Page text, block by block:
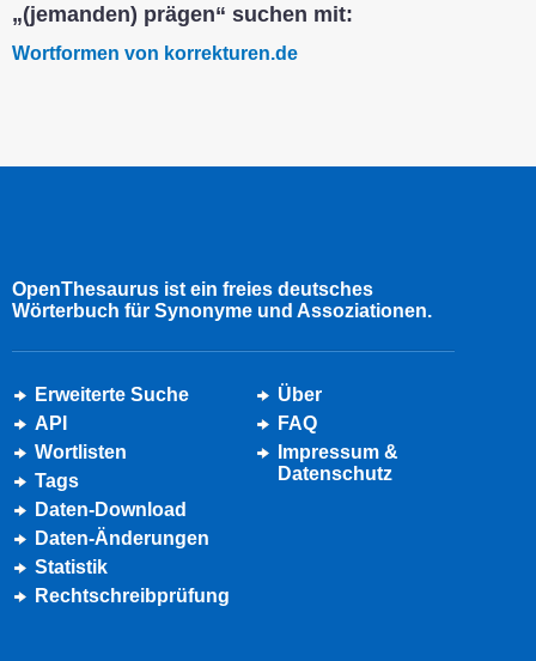
„(jemanden) prägen“ suchen mit:
Wortformen von korrekturen.de
OpenThesaurus ist ein freies deutsches
Wörterbuch für Synonyme und Assoziationen.
Erweiterte Suche
API
Wortlisten
Tags
Daten-Download
Daten-Änderungen
Statistik
Rechtschreibprüfung
Über
FAQ
Impressum &
Datenschutz